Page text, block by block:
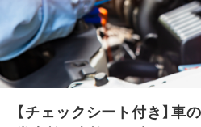
【チェックシート付き】車